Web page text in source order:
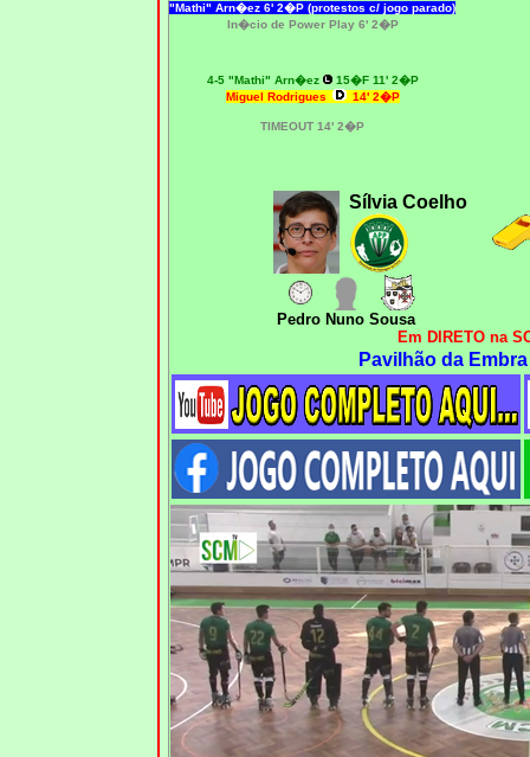
"Mathi" Arn�ez 6' 2�P (protestos c/ jogo parado)
In�cio de Power Play 6' 2�P
4-5 "Mathi" Arn�ez
15�F 11' 2�P
Miguel Rodrigues
14' 2�P
TIMEOUT 14' 2�P
Sílvia Coelho
Pedro Nuno Sousa
Em DIRETO na
Pavilhão da